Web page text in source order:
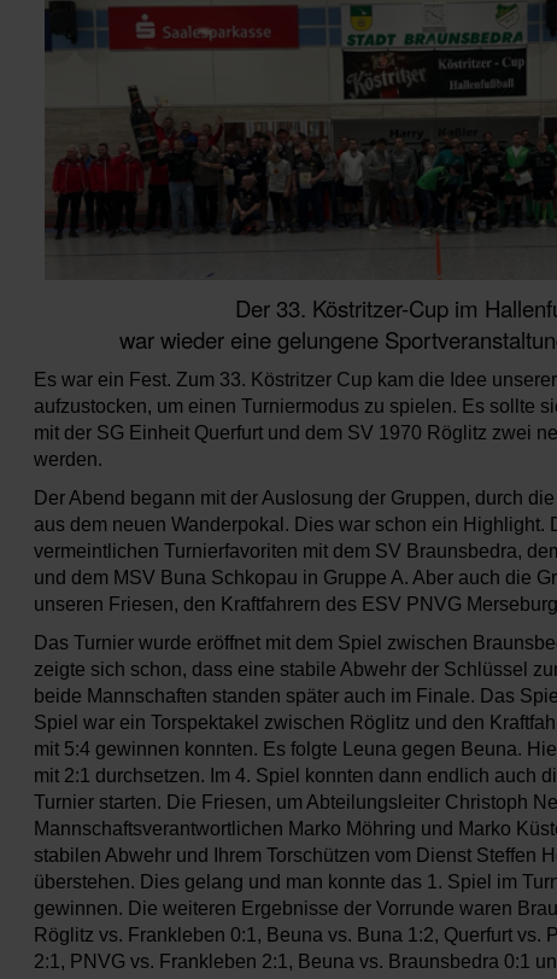
Der 33. Köstritzer-Cup im
war wieder eine gelungene
Es war ein Fest. Zum 33. Köstritzer Cup kam die Idee
aufzustocken, um einen Turniermodus zu spielen. Es sollte
mit der SG Einheit Querfurt und dem SV 1970 Röglitz zwei
werden.
Der Abend begann mit der Auslosung der Gruppen, durch
aus dem neuen Wanderpokal. Dies war schon ein Highlight.
vermeintlichen Turnierfavoriten mit dem SV Braunsbedra,
und dem MSV Buna Schkopau in Gruppe A. Aber auch die
unseren Friesen, den Kraftfahrern des ESV PNVG
Das Turnier wurde eröffnet mit dem Spiel zwischen
zeigte sich schon, dass eine stabile Abwehr der Schlüssel
beide Mannschaften standen später auch im Finale. Das
Spiel war ein Torspektakel zwischen Röglitz und den
mit 5:4 gewinnen konnten. Es folgte Leuna gegen Beuna.
mit 2:1 durchsetzen. Im 4. Spiel konnten dann endlich auch
Turnier starten. Die Friesen, um Abteilungsleiter Christoph
Mannschaftsverantwortlichen Marko Möhring und Marko
stabilen Abwehr und Ihrem Torschützen vom Dienst Steffen
überstehen. Dies gelang und man konnte das 1. Spiel im
gewinnen. Die weiteren Ergebnisse der Vorrunde waren
Röglitz vs. Frankleben 0:1, Beuna vs. Buna 1:2, Querfurt vs.
2:1, PNVG vs. Frankleben 2:1, Beuna vs. Braunsbedra 0:1